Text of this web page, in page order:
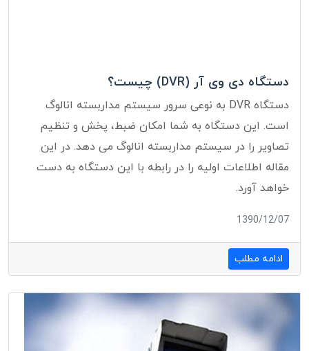
دستگاه دی وی آر (DVR) چیست؟
دستگاه DVR به نوعی سرور سیستم مداربسته انالوگ
است. این دستگاه به شما امکان ضبط، پخش و تنظیم
تصاویر را در سیستم مداربسته انالوگ می دهد. در این
مقاله اطلاعات اولیه را در رابطه با این دستگاه به دست
خواهد آورد.
1390/12/07
ادامه مطلب